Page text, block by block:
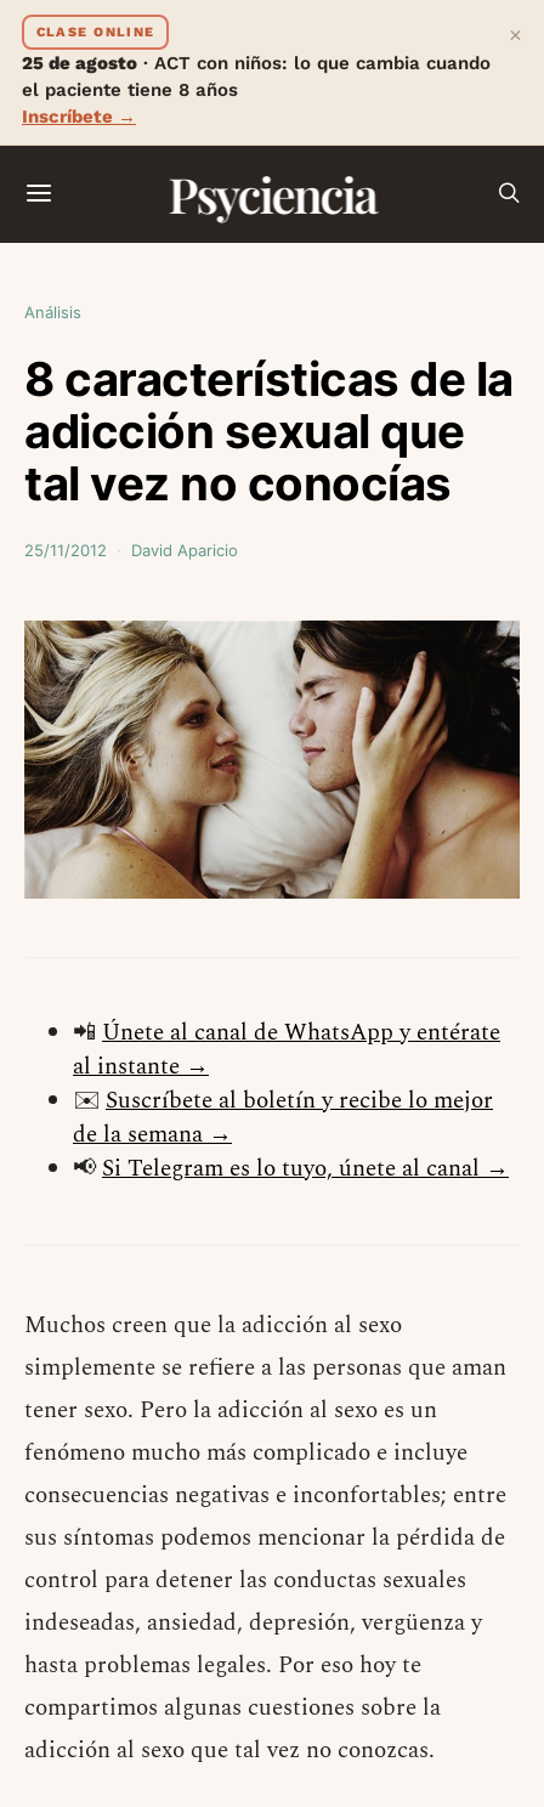
CLASE ONLINE
25 de agosto · ACT con niños: lo que cambia cuando
el paciente tiene 8 años
Inscríbete →
×
Psyciencia
Análisis
8 características de la
adicción sexual que
tal vez no conocías
25/11/2012 David Aparicio
📲 Únete al canal de WhatsApp y entérate
al instante →
✉️ Suscríbete al boletín y recibe lo mejor
de la semana →
📢Si Telegram es lo tuyo, únete al canal →
Muchos creen que la adicción al sexo
simplemente se refiere a las personas que aman
tener sexo. Pero la adicción al sexo es un
fenómeno mucho más complicado e incluye
consecuencias negativas e inconfortables; entre
sus síntomas podemos mencionar la pérdida de
control para detener las conductas sexuales
indeseadas, ansiedad, depresión, vergüenza y
hasta problemas legales. Por eso hoy te
compartimos algunas cuestiones sobre la
adicción al sexo que tal vez no conozcas.